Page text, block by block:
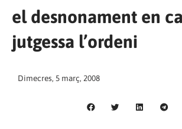
el desnonament en
jutgessa l’ordeni
Dimecres, 5 març, 2008